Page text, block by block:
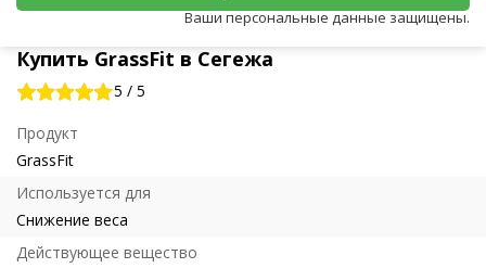
Купить GrassFit в Сегежа
5 / 5
Продукт
GrassFit
Используется для
Снижение веса
Действующее вещество
Ваши персональные данные защищены.